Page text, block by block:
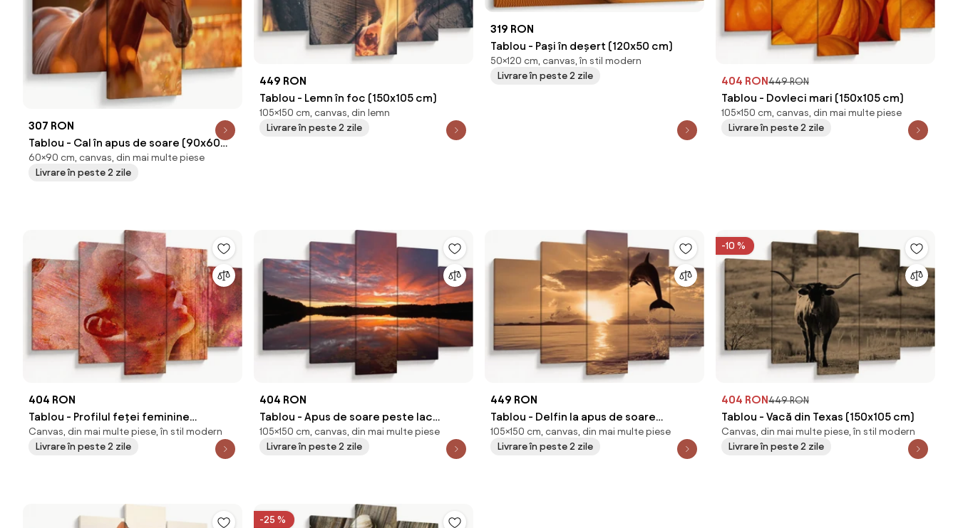
307 RON
Tablou - Cal în apus de soare (90x60
cm)
60×90 cm, canvas, din mai multe piese
Livrare în peste 2 zile
449 RON
Tablou - Lemn în foc (150x105 cm)
105×150 cm, canvas, din lemn
Livrare în peste 2 zile
319 RON
Tablou - Pași în deșert (120x50 cm)
50×120 cm, canvas, în stil modern
Livrare în peste 2 zile
404 RON449 RON
Tablou - Dovleci mari (150x105 cm)
105×150 cm, canvas, din mai multe piese
Livrare în peste 2 zile
404 RON
Tablou - Profilul feței feminine
(150x105 cm)
Canvas, din mai multe piese, în stil modern
Livrare în peste 2 zile
404 RON
Tablou - Apus de soare peste lac
(150x105 cm)
105×150 cm, canvas, din mai multe piese
Livrare în peste 2 zile
449 RON
Tablou - Delfin la apus de soare
(150x105 cm)
105×150 cm, canvas, din mai multe piese
Livrare în peste 2 zile
-10 %
404 RON449 RON
Tablou - Vacă din Texas (150x105 cm)
Canvas, din mai multe piese, în stil modern
Livrare în peste 2 zile
-25 %